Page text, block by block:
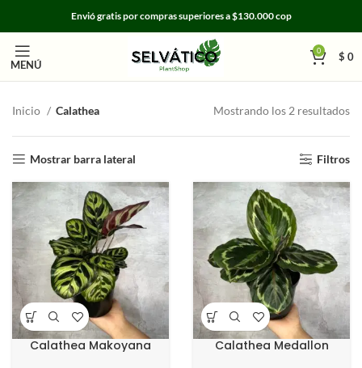
Envió gratis por compras superiores a $130.000 cop
MENÚ
0 $ 0
Inicio Calathea Mostrando los 2 resultados
Mostrar barra lateral Filtros
Calathea Makoyana Calathea Medallon